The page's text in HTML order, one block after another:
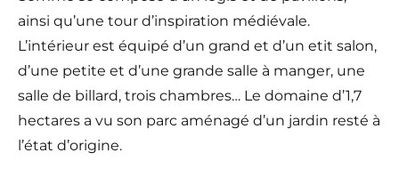
ainsi qu’une tour d’inspiration médiévale.
L’intérieur est équipé d’un grand et d’un etit salon,
d’une petite et d’une grande salle à manger, une
salle de billard, trois chambres… Le domaine d’1,7
hectares a vu son parc aménagé d’un jardin resté à
l’état d’origine.